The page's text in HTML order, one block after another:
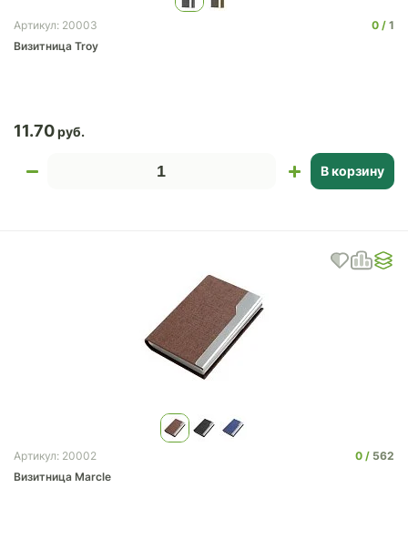
Артикул: 20003 0
1
Визитница Troy
11.70
В корзину
Артикул: 20002 0
562
Визитница Marcle